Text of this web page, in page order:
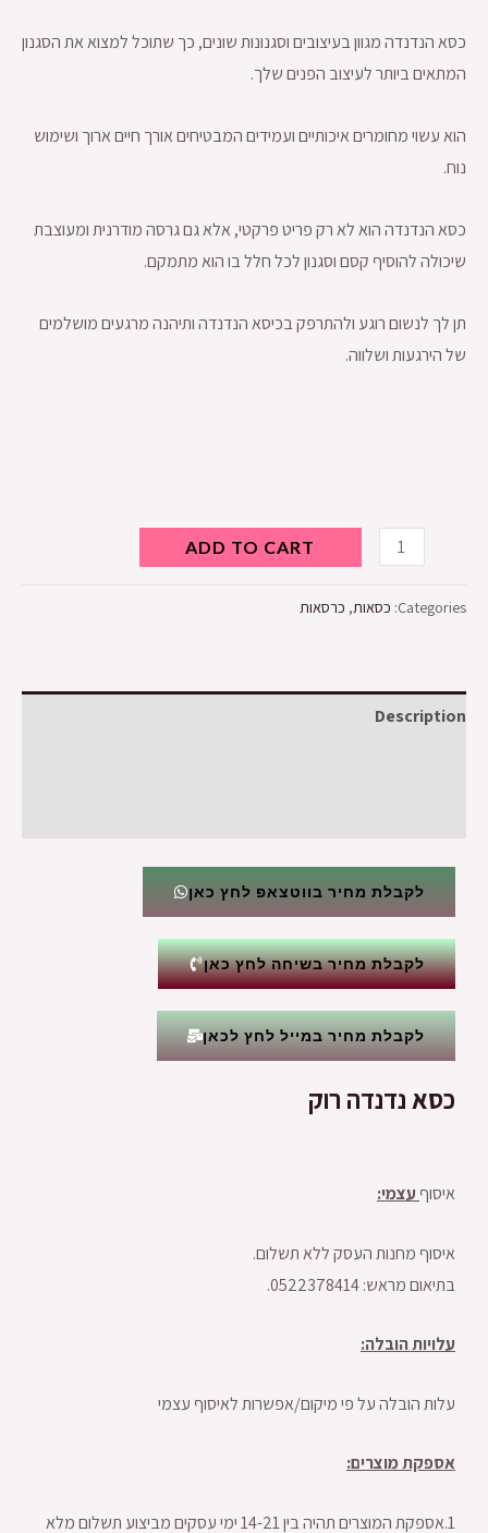
כסא הנדנדה מגוון בעיצובים וסגנונות שונים, כך שתוכל למצוא את הסגנון
המתאים ביותר לעיצוב הפנים שלך.
הוא עשוי מחומרים איכותיים ועמידים המבטיחים אורך חיים ארוך ושימוש
נוח.
כסא הנדנדה הוא לא רק פריט פרקטי, אלא גם גרסה מודרנית ומעוצבת
שיכולה להוסיף קסם וסגנון לכל חלל בו הוא מתמקם.
תן לך לנשום רוגע ולהתרפק בכיסא הנדנדה ותיהנה מרגעים מושלמים
של הירגעות ושלווה.
ADD TO CART
Categories: כסאות, כרסאות
Description
לקבלת מחיר בווטצאפ לחץ כאן
לקבלת מחיר בשיחה לחץ כאן
לקבלת מחיר במייל לחץ לכאן
כסא נדנדה רוק
איסוףעצמי:
איסוף מחנות העסק ללא תשלום.
בתיאום מראש: 0522378414.
עלויות הובלה:
עלות הובלה על פי מיקום/אפשרות לאיסוף עצמי
אספקת מוצרים:
1.אספקת המוצרים תהיה בין 14-21 ימי עסקים מביצוע תשלום מלא